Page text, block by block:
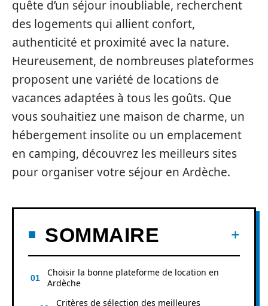
quête d’un séjour inoubliable, recherchent
des logements qui allient confort,
authenticité et proximité avec la nature.
Heureusement, de nombreuses plateformes
proposent une variété de locations de
vacances adaptées à tous les goûts. Que
vous souhaitiez une maison de charme, un
hébergement insolite ou un emplacement
en camping, découvrez les meilleurs sites
pour organiser votre séjour en Ardèche.
SOMMAIRE
Choisir la bonne plateforme de location en
Ardèche
Critères de sélection des meilleures